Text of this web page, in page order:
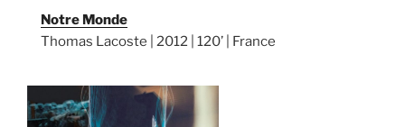
Notre Monde
Thomas Lacoste | 2012 | 120’ | France